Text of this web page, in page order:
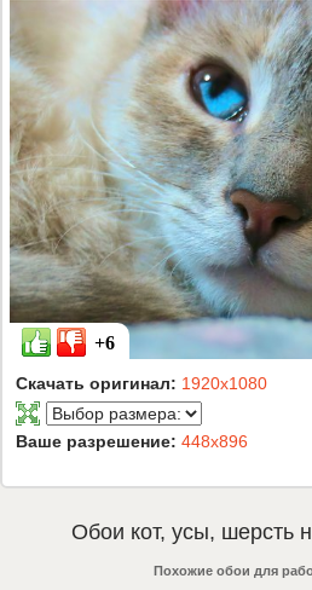
+6
Скачать оригинал: 1920x1080
Ваше разрешение: 448x896
Обои кот, усы, шерсть
Похожие обои для